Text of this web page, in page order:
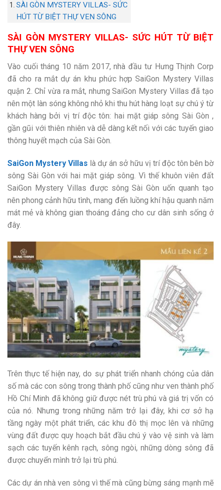
SÀI GÒN MYSTERY VILLAS- SỨC
HÚT TỪ BIỆT THỰ VEN SÔNG
SÀI GÒN MYSTERY VILLAS- SỨC HÚT TỪ BIỆT
THỰ VEN SÔNG
Vào cuối tháng 10 năm 2017, nhà đầu tư Hưng Thịnh Corp
đã cho ra mắt dự án khu phức hợp SaiGon Mystery Villas
quận 2. Chỉ vừa ra mắt, nhưng SaiGon Mystery Villas đã tạo
nên một làn sóng không nhỏ khi thu hút hàng loạt sự chú ý từ
khách hàng bởi vị trí độc tôn: hai mặt giáp sông Sài Gòn ,
gần gũi với thiên nhiên và dễ dàng kết nối với các tuyến giao
thông huyết mạch của Sài Gòn.
SaiGon Mystery Villas là dự án sở hữu vị trí độc tôn bên bờ
sông Sài Gòn với hai mặt giáp sông. Vì thế khuôn viên đất
SaiGon Mystery Villas được sông Sài Gòn uốn quanh tạo
nên phong cảnh hữu tình, mang đến luồng khí hậu quanh năm
mát mẻ và không gian thoáng đảng cho cư dân sinh sống ở
đây.
Trên thực tế hiện nay, do sự phát triển nhanh chóng của dân
số mà các con sông trong thành phố cũng như ven thành phố
Hồ Chí Minh đã không giữ được nét trù phú và giá trị vốn có
của nó. Nhưng trong những năm trở lại đây, khi cơ sở hạ
tầng ngày một phát triển, các khu đô thị mọc lên và những
vùng đất được quy hoạch bắt đầu chú ý vào vệ sinh và làm
sạch các tuyến kênh rạch, sông ngòi, những dòng sông đã
được chuyển mình trở lại trù phú.
Các dự án nhà ven sông vì thế mà cũng bừng sáng mạnh mẽ